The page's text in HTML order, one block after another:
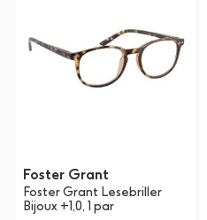
Foster Grant
Foster Grant Lesebriller
Bijoux +1,0, 1 par